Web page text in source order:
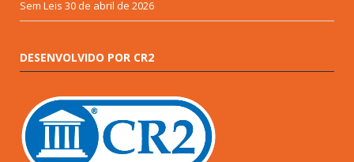
Sem Leis 30 de abril de 2026
DESENVOLVIDO POR CR2